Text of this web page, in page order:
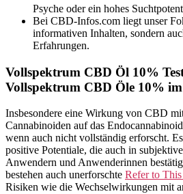
Psyche oder ein hohes
Bei CBD-Infos.com liegt unser
informativen Inhalten, sondern
Erfahrungen.
Vollspektrum CBD Öl 10%
Vollspektrum CBD Öle 10%
Insbesondere eine Wirkung von CBD
Cannabinoiden auf das
wenn auch nicht vollständig erforscht.
positive Potentiale, die auch in
Anwendern und Anwenderinnen
bestehen auch unerforschte Refer to
Risiken wie die Wechselwirkungen mit